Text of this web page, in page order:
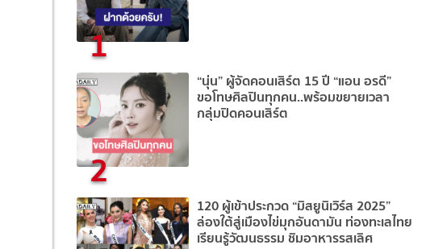
1
2
“นุ่น” ผู้จัดคอนเสิร์ต 15 ปี “แอน อรดี”
ขอโทษศิลปินทุกคน..พร้อมขยายเวลา
กลุ่มปิดคอนเสิร์ต
120 ผู้เข้าประกวด “มิสยูนิเวิร์ส 2025”
ล่องใต้สู่เมืองไข่มุกอันดามัน ท่องทะเลไทย
เรียนรู้วัฒนธรรม ชิมอาหารรสเลิศ